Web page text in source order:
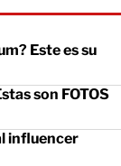
Este es su
son FOTOS
influencer